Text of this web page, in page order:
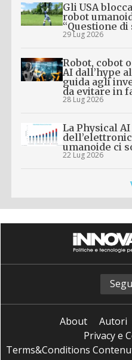
Gli USA
robot
“Questione
29 Lug 2026
Robot, cobot
AI dall’hype
guida agli
da evitare in
28 Lug 2026
La Physical
umanoide ci
22 Lug 2026
About Autori
Privacy e
Terms&Conditions